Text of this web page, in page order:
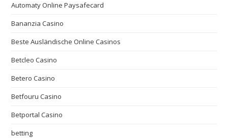
Automaty Online Paysafecard
Bananzia Casino
Beste Ausländische Online Casinos
Betcleo Casino
Betero Casino
Betfouru Casino
Betportal Casino
betting